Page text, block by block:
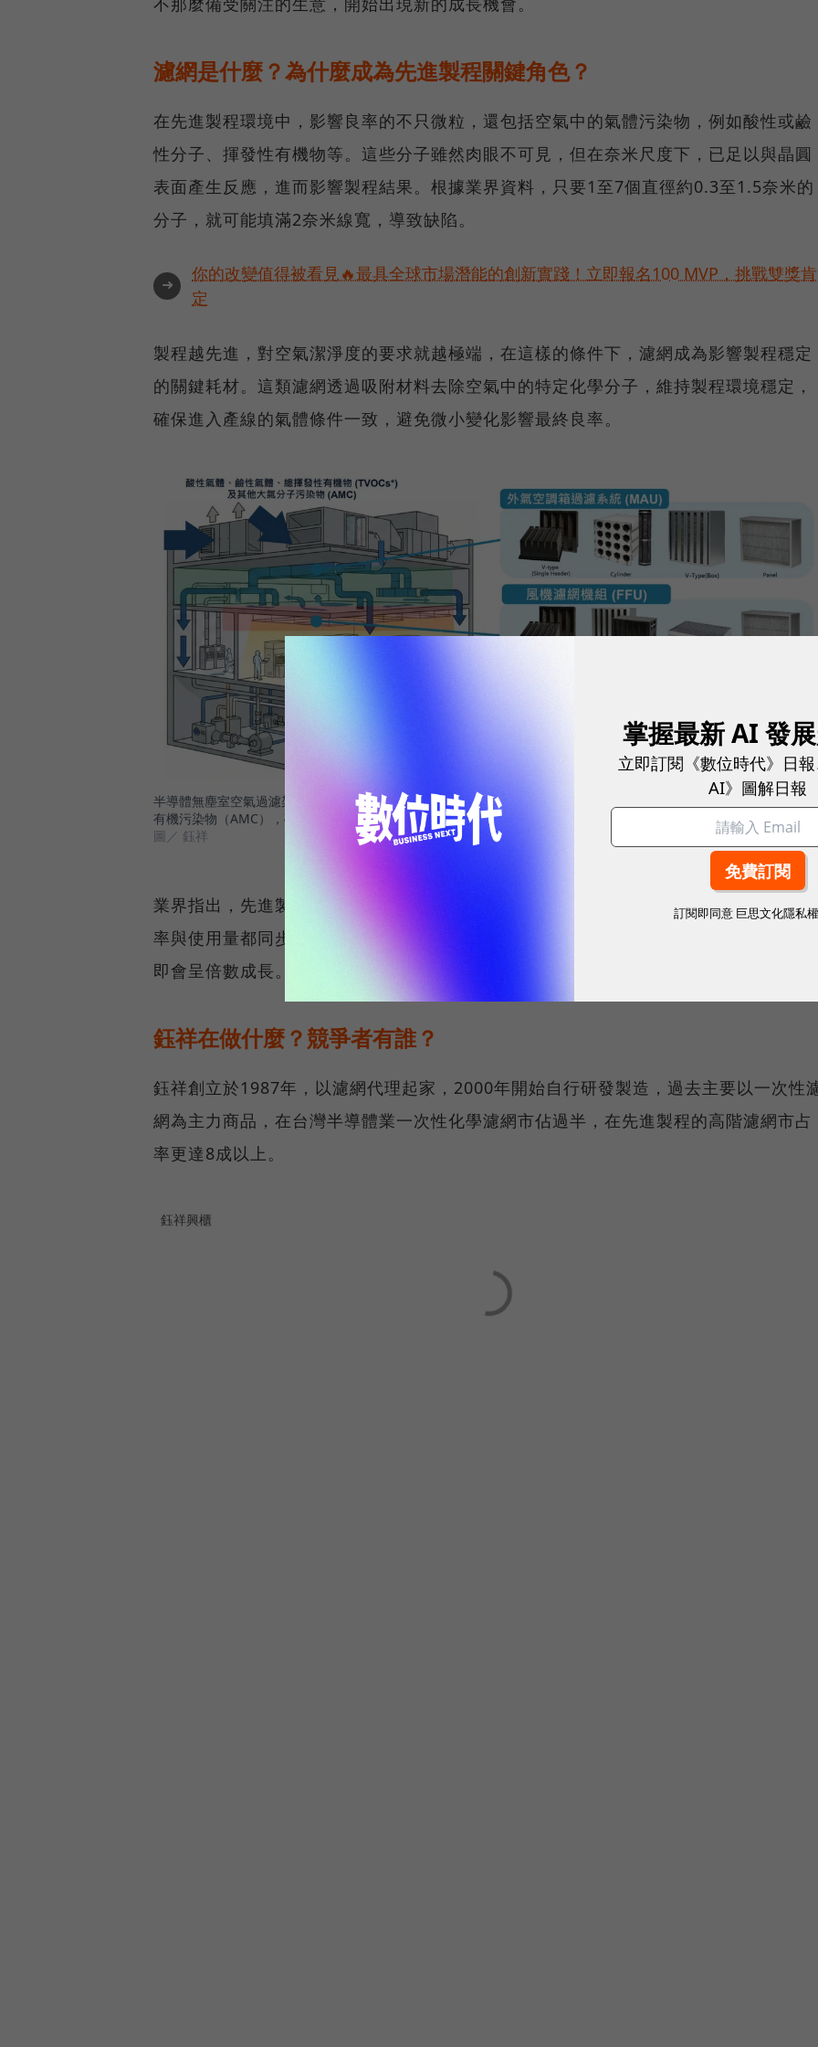
濾網是什麼？為什麼成為先進製程關鍵角色？
在先進製程環境中，影響良率的不只微粒，還包括空氣中的氣體污染物，例如酸性或鹼
性分子、揮發性有機物等。這些分子雖然肉眼不可見，但在奈米尺度下，已足以與晶圓
表面產生反應，進而影響製程結果。根據業界資料，只要1至7個直徑約0.3至1.5奈米的
分子，就可能填滿2奈米線寬，導致缺陷。
➜
你的改變值得被看見🔥最具全球市場潛能的創新實踐！立即報名100 MVP，挑戰雙獎肯
定
製程越先進，對空氣潔淨度的要求就越極端，在這樣的條件下，濾網成為影響製程穩定
的關鍵耗材。這類濾網透過吸附材料去除空氣中的特定化學分子，維持製程環境穩定，
確保進入產線的氣體條件一致，避免微小變化影響最終良率。
半導體無塵室空氣過濾架構示意圖：外氣經MAU進行初步過濾，再透過FFU與機台端EF多層濾網系統，去除酸鹼氣體與
有機污染物（AMC），確保製程環境潔淨度與良率穩定。
圖／ 鈺祥
業界指出，先進製程產線的濾網更換週期已縮短到一至兩週，而且製程越先進，更換頻
率與使用量都同步上升。鈺祥則具體指出，每升級一個製程節點，所需的空氣濾網用量
即會呈倍數成長。
鈺祥在做什麼？競爭者有誰？
鈺祥創立於1987年，以濾網代理起家，2000年開始自行研發製造，過去主要以一次性
網為主力商品，在台灣半導體業一次性化學濾網市佔過半，在先進製程的高階濾網市占
率更達8成以上。
鈺祥興櫃
掌握最新 AI 發展
立即訂閱《數位時代》日
AI》圖解日報
訂閱即同意 巨思文化隱私